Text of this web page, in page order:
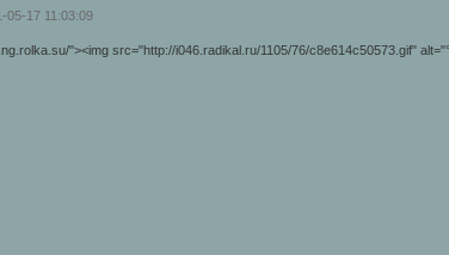
05-17 11:03:09
"><img src="http://i046.radikal.ru/1105/76/c8e614c50573.gif"